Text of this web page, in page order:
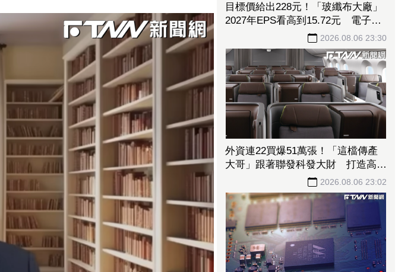
目標價給出228元！「玻纖布大廠」
2027年EPS看高到15.72元 電子材
料放量＋轉投資挹注營收2026.08.06 23:30
外資連22買爆51萬張！「這檔傳產
大哥」跟著聯發科發大財 打造高效
2026.08.06 23:02